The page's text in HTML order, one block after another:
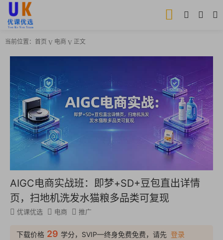
当前位置： 首页 电商 正文
AIGC电商实战班：即梦+SD+豆包直出详情
页，扫地机洗发水猫粮多品类可复现
优课优选 电商 推广
下载价格 29 学分，SVIP—终身免费免费，请先 登录